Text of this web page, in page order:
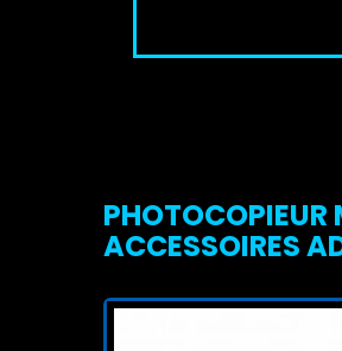
ACCESSOIRES